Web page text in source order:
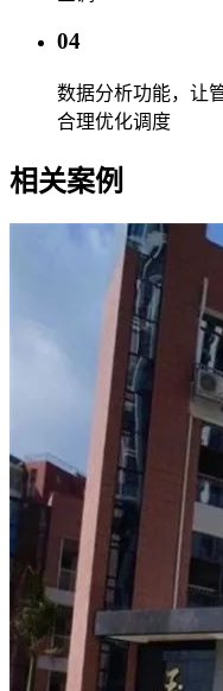
04
数据分析功能，让
合理优化调度
相关案例